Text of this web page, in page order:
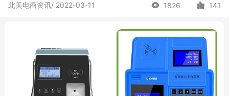
北美电商资讯/ 2022-03-11 1826 141